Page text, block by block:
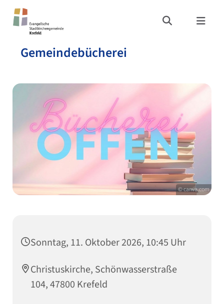
Gemeindebücherei
© canva.com
Sonntag, 11. Oktober 2026, 10:45 Uhr
Christuskirche, Schönwasserstraße
104, 47800 Krefeld